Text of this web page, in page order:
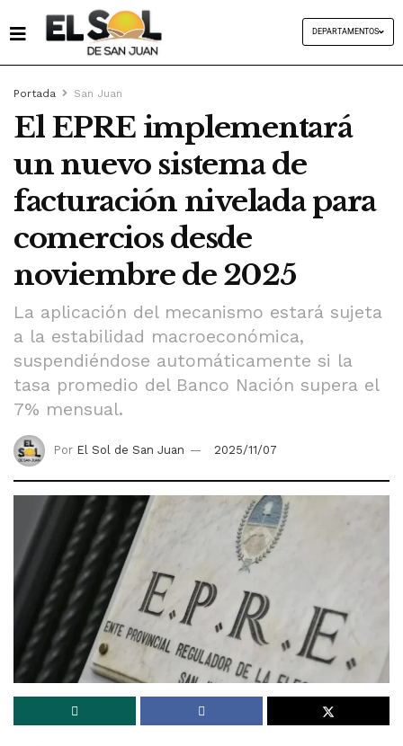
DEPARTAMENTOS
Portada San Juan
El EPRE implementará
un nuevo sistema de
facturación nivelada para
comercios desde
noviembre de 2025
La aplicación del mecanismo estará sujeta
a la estabilidad macroeconómica,
suspendiéndose automáticamente si la
tasa promedio del Banco Nación supera el
7% mensual.
Por El Sol de San Juan 2025/11/07